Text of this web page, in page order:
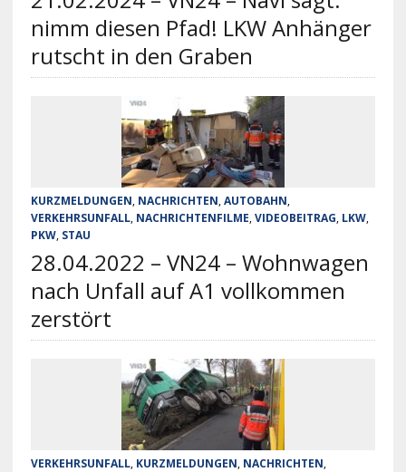
nimm diesen Pfad! LKW Anhänger
rutscht in den Graben
KURZMELDUNGEN, NACHRICHTEN,AUTOBAHN,
VERKEHRSUNFALL, NACHRICHTENFILME,VIDEOBEITRAG, LKW,
PKW, STAU
28.04.2022 – VN24 – Wohnwagen
nach Unfall auf A1 vollkommen
zerstört
VERKEHRSUNFALL, KURZMELDUNGEN, NACHRICHTEN,